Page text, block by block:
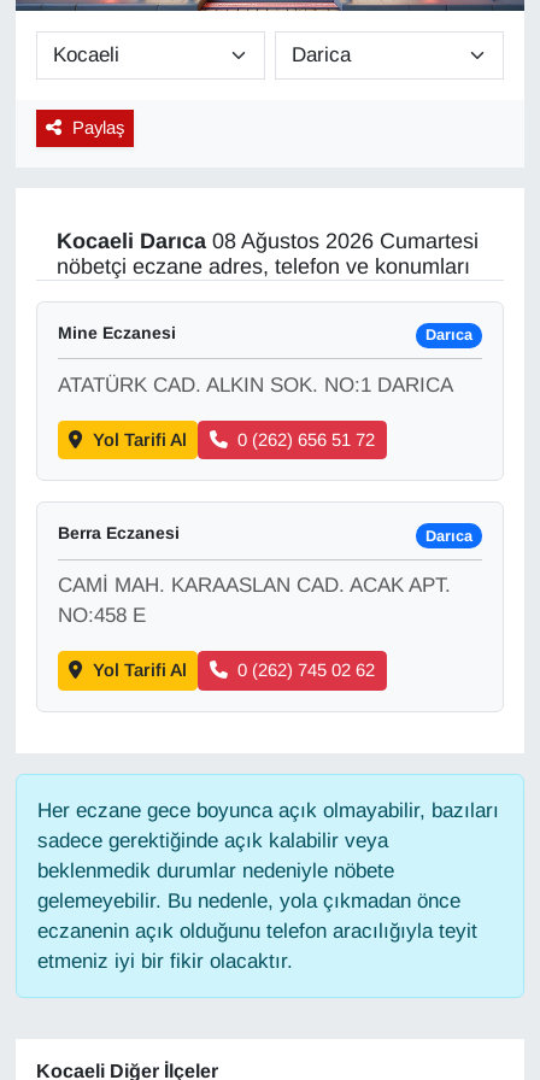
Paylaş
Kocaeli Darıca08 Ağustos 2026 Cumartesi
nöbetçi eczane adres, telefon ve konumları
Mine Eczanesi Darıca
ATATÜRK CAD. ALKIN SOK. NO:1 DARICA
Yol Tarifi Al 0 (262) 656 51 72
Berra Eczanesi Darıca
CAMİ MAH. KARAASLAN CAD. ACAK APT.
NO:458 E
Yol Tarifi Al 0 (262) 745 02 62
Her eczane gece boyunca açık olmayabilir, bazıları
sadece gerektiğinde açık kalabilir veya
beklenmedik durumlar nedeniyle nöbete
gelemeyebilir. Bu nedenle, yola çıkmadan önce
eczanenin açık olduğunu telefon aracılığıyla teyit
etmeniz iyi bir fikir olacaktır.
Kocaeli Diğer İlçeler
Diğer
DÜNYA
EKONOMİ
Eleman
Güncel
Gündem
Haber
HABERDE İNSAN
İngilizce
Kadın
Kamu Alımları
Kim Kimdir?